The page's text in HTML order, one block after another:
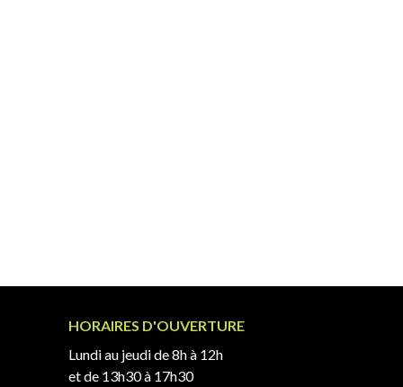
HORAIRES D'OUVERTURE
Lundi au jeudi de 8h à 12h
et de 13h30 à 17h30